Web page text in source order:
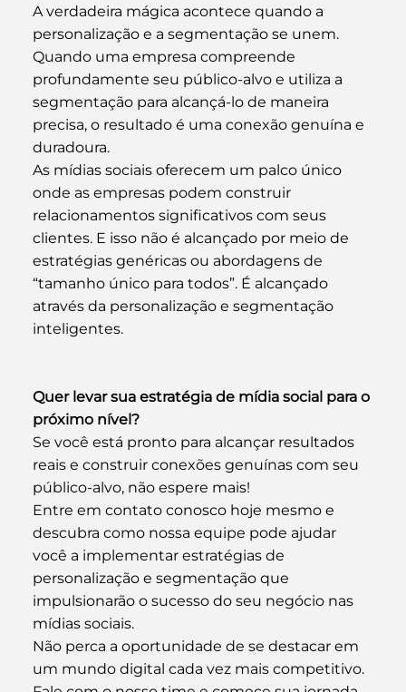
A verdadeira mágica acontece quando a
personalização e a segmentação se unem.
Quando uma empresa compreende
profundamente seu público-alvo e utiliza a
segmentação para alcançá-lo de maneira
precisa, o resultado é uma conexão genuína e
duradoura.
As mídias sociais oferecem um palco único
onde as empresas podem construir
relacionamentos significativos com seus
clientes. E isso não é alcançado por meio de
estratégias genéricas ou abordagens de
“tamanho único para todos”. É alcançado
através da personalização e segmentação
inteligentes.
Quer levar sua estratégia de mídia social para o
próximo nível?
Se você está pronto para alcançar resultados
reais e construir conexões genuínas com seu
público-alvo, não espere mais!
Entre em contato conosco hoje mesmo e
descubra como nossa equipe pode ajudar
você a implementar estratégias de
personalização e segmentação que
impulsionarão o sucesso do seu negócio nas
mídias sociais.
Não perca a oportunidade de se destacar em
um mundo digital cada vez mais competitivo.